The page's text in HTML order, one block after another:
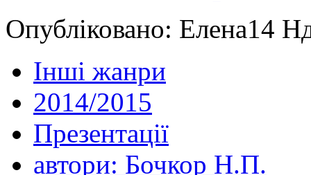
Опубліковано: Елена14
Інші жанри
2014/2015
Презентації
автори: Бочкор Н.П.